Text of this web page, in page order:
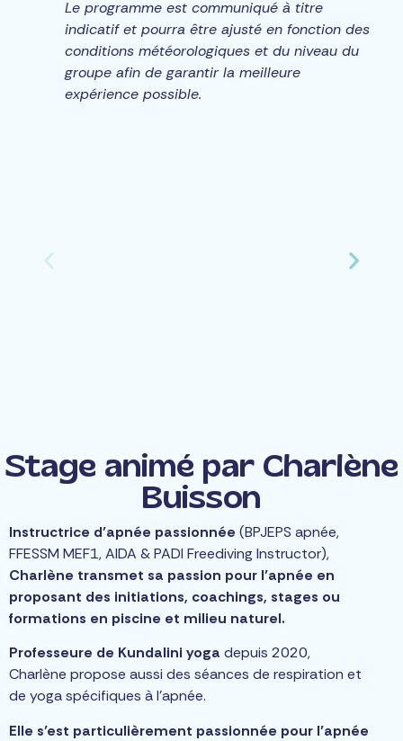
Le programme est communiqué à titre
indicatif et pourra être ajusté en fonction des
conditions météorologiques et du niveau du
groupe afin de garantir la meilleure
expérience possible.
Stage animé par Charlène
Buisson
Instructrice d’apnée passionnée (BPJEPS apnée,
FFESSM MEF1, AIDA & PADI Freediving Instructor),
Charlène transmet sa passion pour l’apnée en
proposant des initiations, coachings, stages ou
formations en piscine et milieu naturel.
Professeure de Kundalini yoga depuis 2020,
Charlène propose aussi des séances de respiration et
de yoga spécifiques à l’apnée.
Elle s’est particulièrement passionnée pour l’apnée